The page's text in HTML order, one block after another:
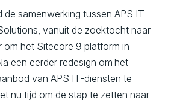
de samenwerking tussen APS IT-
vanuit de zoektocht naar
om het Sitecore 9 platform in
een eerder redesign om het
van APS IT-diensten te
nu tijd om de stap te zetten naar